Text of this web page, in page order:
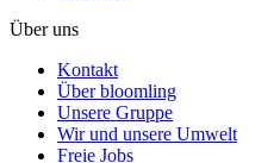
Über uns
Kontakt
Über bloomling
Unsere Gruppe
Wir und unsere Umwelt
Freie Jobs